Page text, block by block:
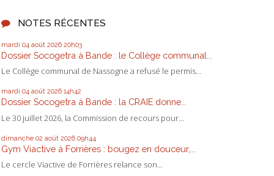
NOTES RÉCENTES
mardi 04 août 2026 20h03
Dossier Socogetra à Bande : le Collège communal...
Le Collège communal de Nassogne a refusé le permis...
mardi 04 août 2026 14h42
Dossier Socogetra à Bande : la CRAIE donne...
Le 30 juillet 2026, la Commission de recours pour...
dimanche 02 août 2026 09h44
Gym Viactive à Forrières : bougez en douceur,...
Le cercle Viactive de Forrières relance son...